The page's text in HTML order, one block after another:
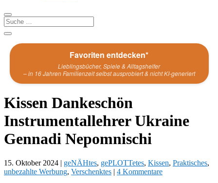
Favoriten entdecken*
Lieblingsbücher, Spiele & Alltagshelfer
– in 16 Jahren Familienzeit selbst ausprobiert & nicht KI-generiert
Kissen Dankeschön
Instrumentallehrer Ukraine
Gennadi Nepomnischi
15. Oktober 2024 | geNÄHtes, gePLOTTetes, Kissen, Praktisches,
unbezahlte Werbung, Verschenktes | 4 Kommentare